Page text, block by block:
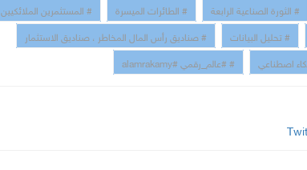
# الثورة الصناعية الرابعة # الطائرات الميسرة
# المستثمرين الملائكيين
# تحليل البيانات
# صناديق رأس المال المخاطر ، صناديق الاستثمار
اصطناعي # #عالم_رقمي #alamrakamy